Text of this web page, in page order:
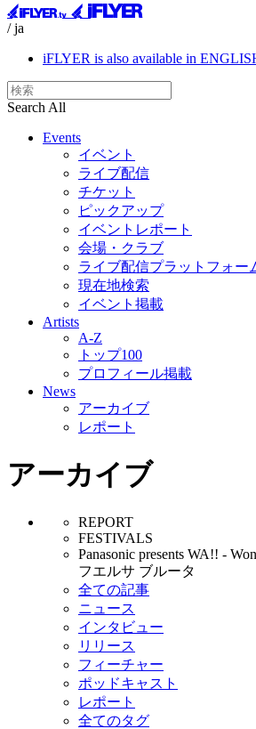
/ ja
iFLYER is also available in
Search All
Events
イベント
ライブ配信
チケット
ピックアップ
イベントレポート
会場・クラブ
ライブ配信プラットフォー
現在地検索
イベント掲載
Artists
A-Z
トップ100
プロフィール掲載
News
アーカイブ
レポート
アーカイブ
REPORT
FESTIVALS
Panasonic presents WA!! -
フエルサ ブルータ
全ての記事
ニュース
インタビュー
リリース
フィーチャー
ポッドキャスト
レポート
全てのタグ